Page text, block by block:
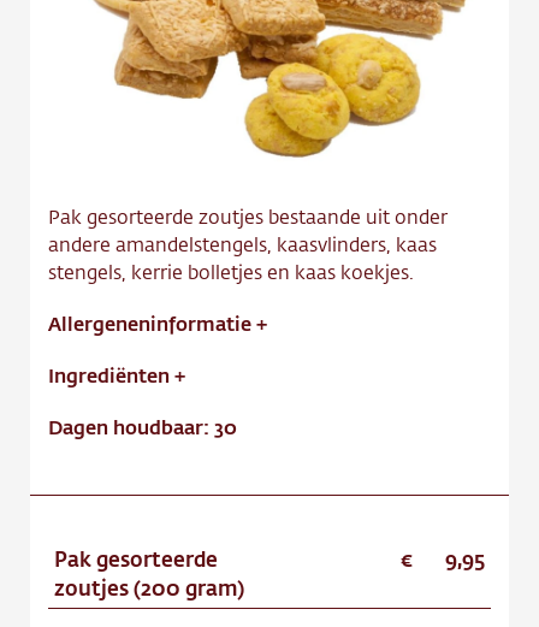
Pak gesorteerde zoutjes bestaande uit onder
andere amandelstengels, kaasvlinders, kaas
stengels, kerrie bolletjes en kaas koekjes.
Allergeneninformatie+
Ingrediënten +
Dagen houdbaar: 30
Pak gesorteerde
zoutjes (200 gram)
9,95